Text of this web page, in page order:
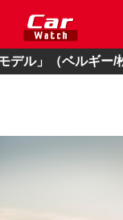
デル」（ベルギー/